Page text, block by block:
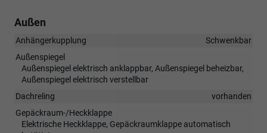
Außen
Anhängerkupplung
Schwenkbar
Außenspiegel
Außenspiegel elektrisch anklappbar, Außenspiegel beheizbar,
Außenspiegel elektrisch verstellbar
Dachreling
vorhanden
Gepäckraum-/Heckklappe
Elektrische Heckklappe, Gepäckraumklappe automatisch